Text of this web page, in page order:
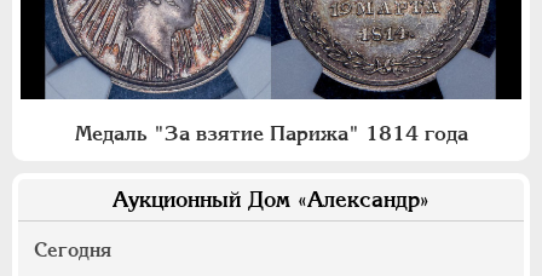
Медаль "За взятие Парижа" 1814 года
Аукционный Дом «Александр»
Сегодня